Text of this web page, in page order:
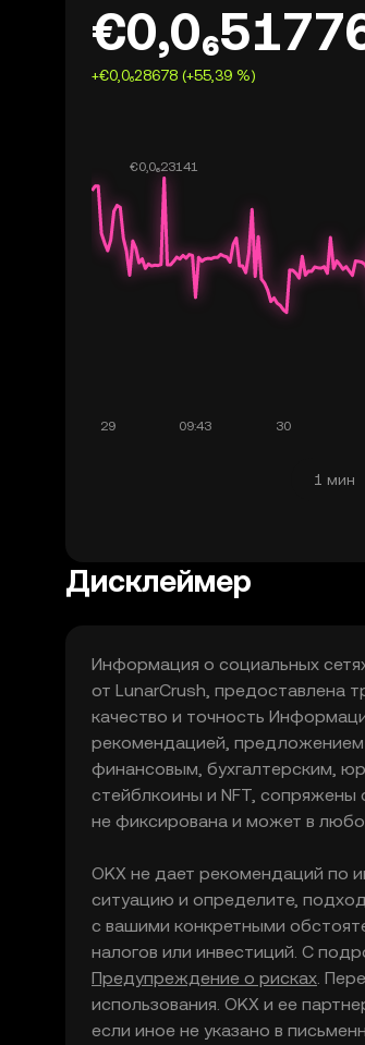
+€0,0₆28678 (+55,39 %)
1 мин
Дисклеймер
Информация о социальных
от LunarCrush, предоставлена
качество и точность
рекомендацией,
финансовым, бухгалтерским,
стейблкоины и NFT,
не фиксирована и может в
OKX не дает рекомендаций по
ситуацию и определите,
с вашими конкретными
налогов или инвестиций. С
Предупреждение о рисках.
использования. OKX и ее
если иное не указано в